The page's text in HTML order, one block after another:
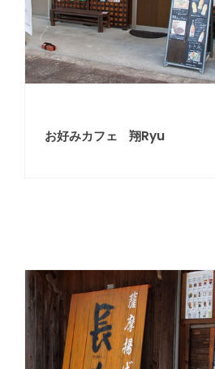
お好みカフェ 翔Ryu